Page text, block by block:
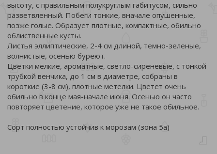
высоту, с правильным полукруглым габитусом, сильно
разветвленный. Побеги тонкие, вначале опушенные,
позже голые. Образует плотные, компактные, обильно
облиственные кусты.
Листья эллиптические, 2-4 см длиной, темно-зеленые,
волнистые, осенью буреют.
Цветки мелкие, ароматные, светло-сиреневые, с тонкой
трубкой венчика, до 1 см в диаметре, собраны в
короткие (3-8 см), плотные метелки. Цветет очень
обильно в конце мая-начале июня. Осенью он часто
повторяет цветение, которое уже не такое обильное.
Сорт полностью устойчив к морозам (зона 5а)